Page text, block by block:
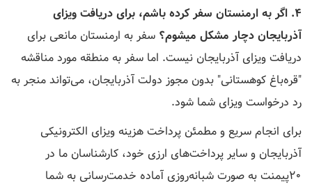
۴. اگر به ارمنستان سفر کرده باشم، برای دریافت ویزای
آذربایجان دچار مشکل میشوم؟ سفر به ارمنستان مانعی برای
دریافت ویزای آذربایجان نیست. اما سفر به منطقه مورد مناقشه
"قره‌باغ کوهستانی" بدون مجوز دولت آذربایجان، می‌تواند منجر به
رد درخواست ویزای شما شود.
برای انجام سریع و مطمئن پرداخت هزینه ویزای الکترونیکی
آذربایجان و سایر پرداخت‌های ارزی خود، کارشناسان ما در
20پیمنت به صورت شبانه‌روزی آماده خدمت‌رسانی به شما